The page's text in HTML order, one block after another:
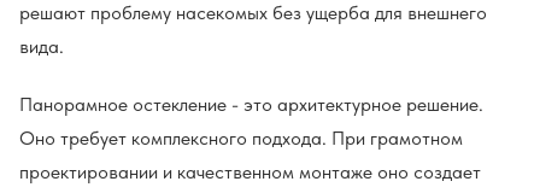
решают проблему насекомых без ущерба для внешнего
вида.
Панорамное остекление - это архитектурное решение.
Оно требует комплексного подхода. При грамотном
проектировании и качественном монтаже оно создает